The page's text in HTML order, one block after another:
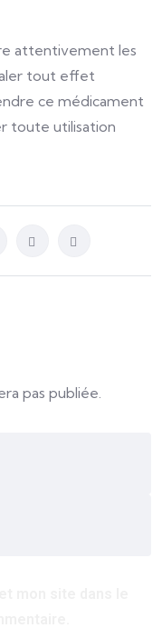
attentivement les
tout effet
ce médicament
toute utilisation
pas publiée.